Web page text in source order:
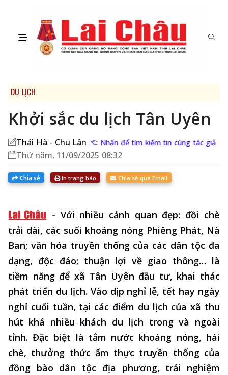
DU LỊCH
Khởi sắc du lịch Tân Uyên
Thái Hà - Chu Lân Nhấn để tìm kiếm tin cùng tác giả
Thứ năm, 11/09/2025 08:32
Chia sẻ In trang báo Chia sẻ qua Email
- Với nhiều cảnh quan đẹp: đồi chè
trải dài, các suối khoáng nóng Phiêng Phát, Nà
Ban; văn hóa truyền thống của các dân tộc đa
dạng, độc đáo; thuận lợi về giao thông… là
tiềm năng để xã Tân Uyên đầu tư, khai thác
phát triển du lịch. Vào dịp nghỉ lễ, tết hay ngày
nghỉ cuối tuần, tại các điểm du lịch của xã thu
hút khá nhiều khách du lịch trong và ngoài
tỉnh. Đặc biệt là tắm nước khoáng nóng, hái
chè, thưởng thức ẩm thực truyền thống của
đồng bào dân tộc địa phương, trải nghiệm